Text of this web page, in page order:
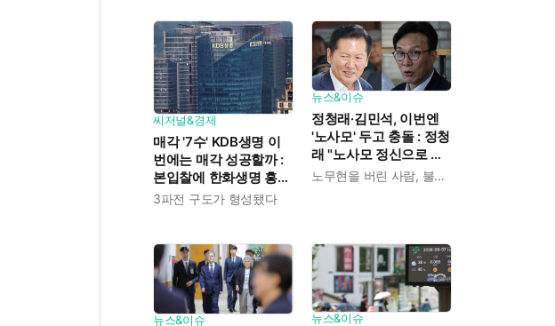
씨저널&경제
매각 '7수' KDB생명 이
번에는 매각 성공할까 :
본입찰에 한화생명 흥국
생명 한국금융지주가 최
3파전 구도가 형성됐다
뉴스&이슈
정청래·김민석, 이번엔
'노사모' 두고 충돌 : 정청
래 "노사모 정신으로 승
리" vs 김민석 측 "어색노무현을 버린 사람, 불편하겠지
뉴스&이슈 뉴스&이슈